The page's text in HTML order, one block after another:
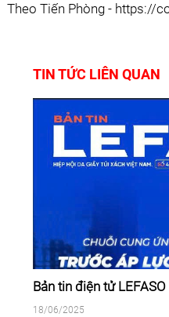
Theo Tiến Phòng - https://
TIN TỨC LIÊN QUAN
Bản tin điện tử
18/06/2025